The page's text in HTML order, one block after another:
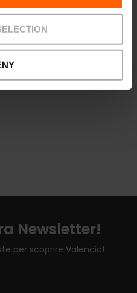
Newsletter!
per scoprire Valencia!